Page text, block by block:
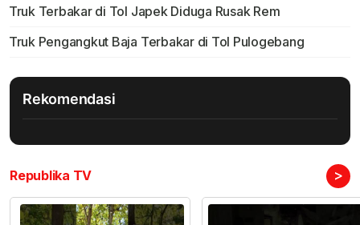
Truk Terbakar di Tol Japek Diduga Rusak Rem
Truk Pengangkut Baja Terbakar di Tol Pulogebang
Rekomendasi
Republika TV >